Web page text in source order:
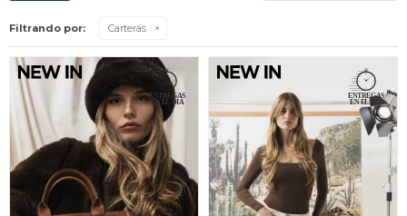
Filtrando por: Carteras